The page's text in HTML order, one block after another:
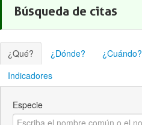
Observadores
Acerca de
Búsqueda de citas
¿Qué? ¿Dónde? ¿Cuándo?
Indicadores
Especie